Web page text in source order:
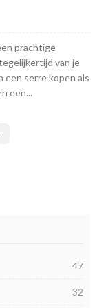
prachtige
van je
serre kopen als
een...
47
32